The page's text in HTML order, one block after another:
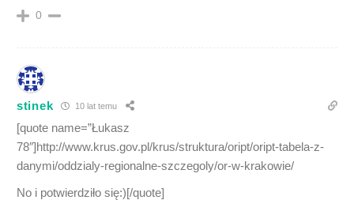
0
stinek 10 lat temu
[quote name=”Łukasz
78″]http://www.krus.gov.pl/krus/struktura/oript/oript-tabela-z-
danymi/oddzialy-regionalne-szczegoly/or-w-krakowie/
No i potwierdziło się:)[/quote]